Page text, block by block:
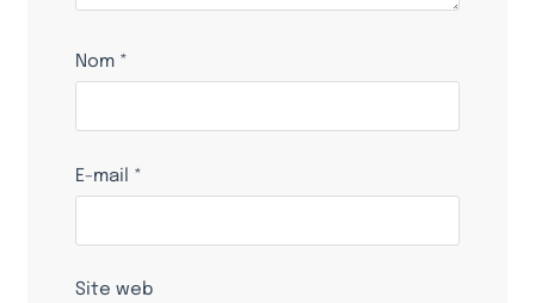
Nom *
E-mail *
Site web